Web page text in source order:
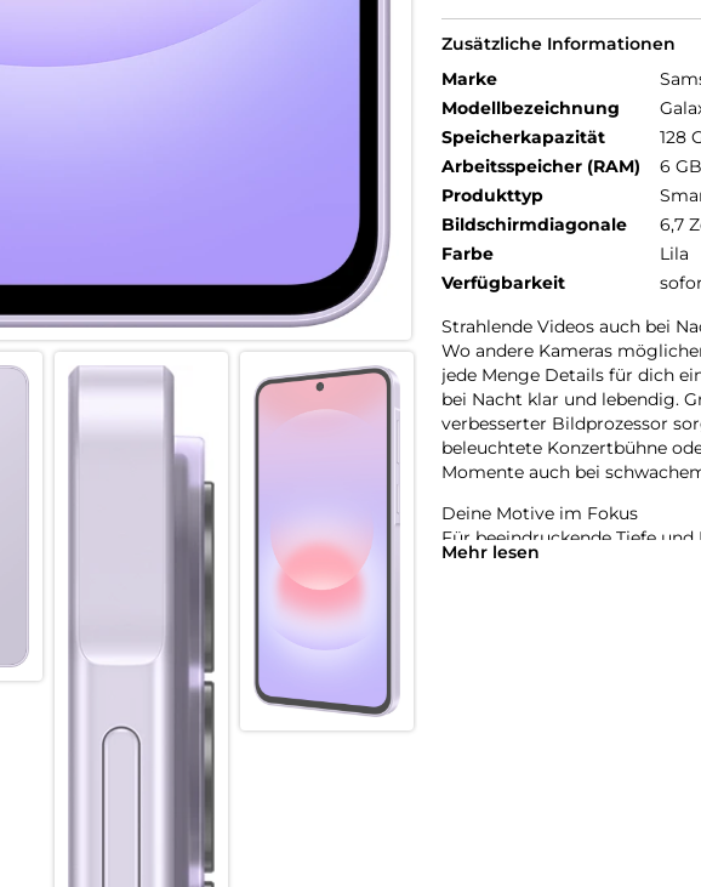
Zusätzliche Informationen
Marke
Modellbezeichnung
Speicherkapazität
128
Arbeitsspeicher (RAM)
6 GB
Produkttyp
Bildschirmdiagonale
6,7
Farbe
Lila
Verfügbarkeit
Strahlende Videos auch bei
Wo andere Kameras
jede Menge Details für dich
bei Nacht klar und lebendig.
verbesserter Bildprozessor
beleuchtete Konzertbühne
Momente auch bei
Deine Motive im Fokus
Für beeindruckende Tiefe
Er analysiert die Szene und
Mehr lesen